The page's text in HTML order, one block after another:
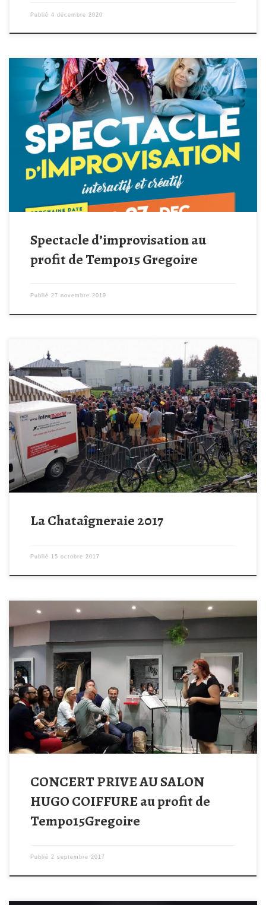
Publié 4 décembre 2020
« Du début à la fin de la soirée » par La CRIC Le 27 décembre
2019, La CRIC (Compagnie Rochelaise d’Improvisation Créative)
organise un spectacle d’improvisation au profit de notre
association Tempo15Gregoire. Rendez-vous à 20h30 à
l’Entrepôt, 3 rue Augustin Fresnel à Périgny. Les comédiens sont
répartis par couples selon le […]
Spectacle d’improvisation au
profit de Tempo15 Gregoire
Publié 27 novembre 2019
GROS SUCCES POUR NOTRE EDITION 2017 – TEMPO 15
GREGOIRE à La Châtaigneraie (85) GROS SUCCES hier pour la
4eme édition de la Châtaigneraie. C’est près de 800 personnes
qui sont venues soutenir notre cause. 310 vététistes et plus de
440 marcheurs et coureurs se sont retrouvés pour découvrir les
[…]
La Chataîgneraie 2017
Publié 15 octobre 2017
Un grand merci à notre parrain Hugo Coiffure qui avait organisé
hier soir un concert au salon de coiffure au profit de
Tempo15Gregoire. L’intégralité de la recette a été reversée à
l’association. Une soirée animée par les chanteurs Julie Fort et
Julien Mullerque l’on remercie également pour leur présence et
[…]
CONCERT PRIVE AU SALON
HUGO COIFFURE au profit de
Tempo15Gregoire
Publié 2 septembre 2017